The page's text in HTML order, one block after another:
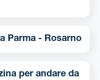
Qual è la distanza tra Parma - Rosarno
per andare da